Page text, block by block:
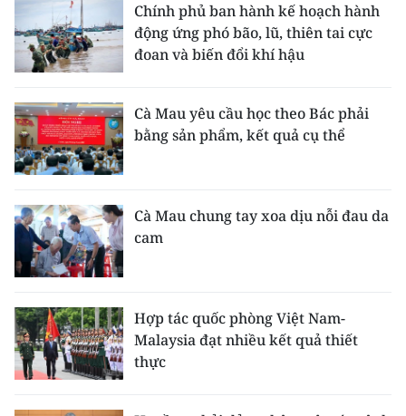
Chính phủ ban hành kế hoạch hành
động ứng phó bão, lũ, thiên tai cực
đoan và biến đổi khí hậu
Cà Mau yêu cầu học theo Bác phải
bằng sản phẩm, kết quả cụ thể
Cà Mau chung tay xoa dịu nỗi đau da
cam
Hợp tác quốc phòng Việt Nam-
Malaysia đạt nhiều kết quả thiết
thực